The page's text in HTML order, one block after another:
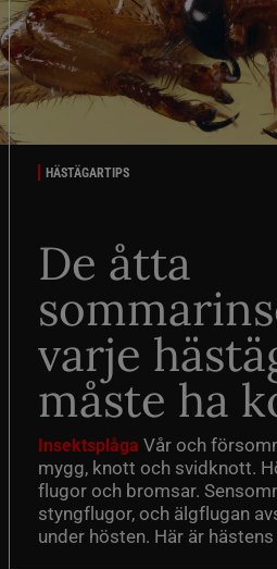
HÄSTÄGARTIPS
De åtta
varje
måste ha
Insektsplåga Vår och
mygg, knott och svidknott.
flugor och bromsar.
styngflugor, och älgflugan
under hösten. Här är